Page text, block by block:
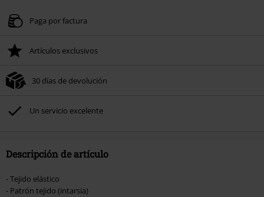
Paga por factura
Artículos exclusivos
30 días de devolución
Un servicio excelente
Descripción de artículo
- Tejido elástico
- Patrón tejido (intarsia)